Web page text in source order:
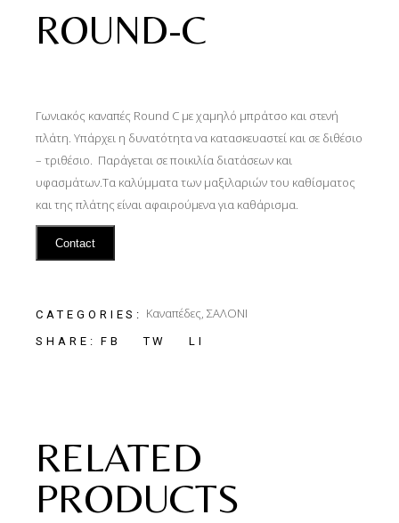
ROUND-C
Γωνιακός καναπές Round C με χαμηλό μπράτσο και στενή
πλάτη. Υπάρχει η δυνατότητα να κατασκευαστεί και σε διθέσιο
– τριθέσιο. Παράγεται σε ποικιλία διατάσεων και
υφασμάτων.Τα καλύμματα των μαξιλαριών του καθίσματος
και της πλάτης είναι αφαιρούμενα για καθάρισμα.
Contact
CATEGORIES: Καναπέδες,ΣΑΛΟΝΙ
SHARE: FB TW LI
RELATED
PRODUCTS